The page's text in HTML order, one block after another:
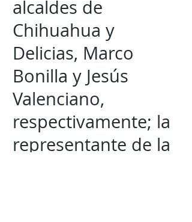
alcaldes de
Chihuahua y
Delicias, Marco
Bonilla y Jesús
Valenciano,
respectivamente; la
representante de la